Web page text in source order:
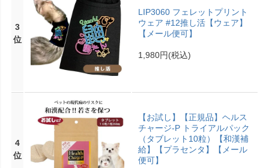
3
位
LIP3060 フェレットプリント
ウェア #12推し活【ウェア】
【メール便可】
1,980円(税込)
4
位
【お試し】【正規品】ヘルス
チャージ-P トライアルパック
（タブレット10粒）【和漢補
給】【プラセンタ】【メール
便可】